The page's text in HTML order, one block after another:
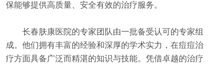
保能够提供高质量、安全有效的治疗服务。
长春肤康医院的专家团队由一批备受认可的专家组
成。他们拥有丰富的经验和深厚的学术实力，在痘痘治
疗方面具备广泛而精湛的知识与技能。凭借卓越的治疗